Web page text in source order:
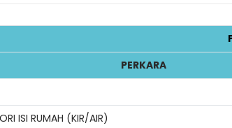
PERKARA
ISI RUMAH (KIR/AIR)